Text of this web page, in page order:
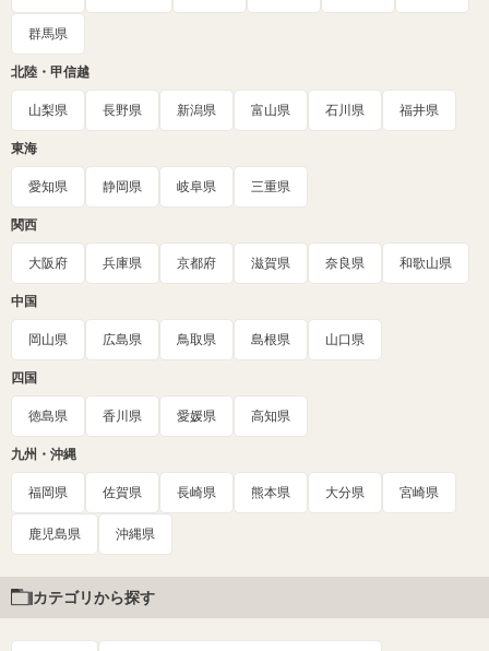
群馬県
北陸・甲信越
山梨県 長野県 新潟県 富山県 石川県 福井県
東海
愛知県 静岡県 岐阜県 三重県
関西
大阪府 兵庫県 京都府 滋賀県 奈良県 和歌山県
中国
岡山県 広島県 鳥取県 島根県 山口県
四国
徳島県 香川県 愛媛県 高知県
九州・沖縄
福岡県 佐賀県 長崎県 熊本県 大分県 宮崎県
鹿児島県 沖縄県
カテゴリから探す